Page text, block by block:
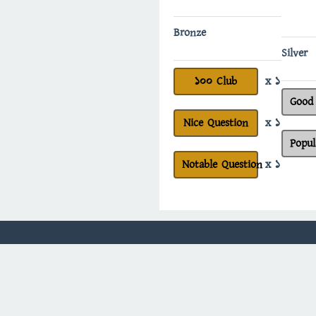
Bronze
100 Club x 1
Nice Question x 1
Notable Questionx 1
Silver